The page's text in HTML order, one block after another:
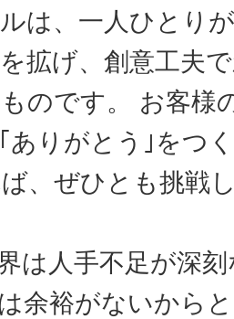
は、一人ひとり
拡げ、創意工夫
のです。 お客様
ありがとう｣をつ
、ぜひとも挑戦
は人手不足が深
余裕がないから